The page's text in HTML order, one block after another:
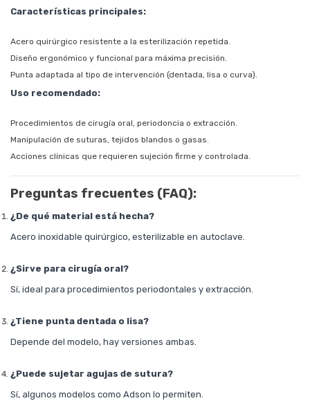
Características principales:
Acero quirúrgico resistente a la esterilización repetida.
Diseño ergonómico y funcional para máxima precisión.
Punta adaptada al tipo de intervención (dentada, lisa o curva).
Uso recomendado:
Procedimientos de cirugía oral, periodoncia o extracción.
Manipulación de suturas, tejidos blandos o gasas.
Acciones clínicas que requieren sujeción firme y controlada.
Preguntas frecuentes (FAQ):
¿De qué material está hecha?
Acero inoxidable quirúrgico, esterilizable en autoclave.
¿Sirve para cirugía oral?
Sí, ideal para procedimientos periodontales y extracción.
¿Tiene punta dentada o lisa?
Depende del modelo, hay versiones ambas.
¿Puede sujetar agujas de sutura?
Sí, algunos modelos como Adson lo permiten.